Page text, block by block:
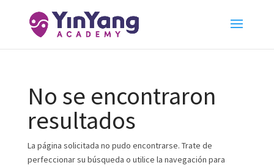
No se encontraron
resultados
La página solicitada no pudo encontrarse. Trate de
perfeccionar su búsqueda o utilice la navegación para